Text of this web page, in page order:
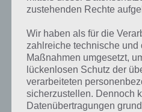
Lösung von 94 Prozent fehlt, so
aktuellen Antworten auf die
der App geben. Da die Entwickler
verändern.
Darum geht es bei 94%
zustehenden Rechte
Wir haben als für die
zahlreiche technische und
Maßnahmen umgesetzt,
lückenlosen Schutz der
verarbeiteten
sicherzustellen. Dennoch
Datenübertragungen